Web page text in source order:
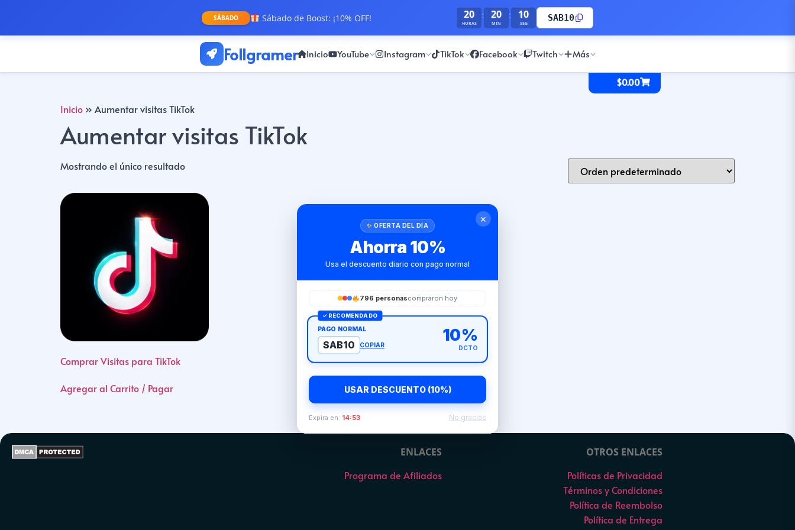
SÁBADO Sábado de Boost: ¡10% OFF! 20
HORAS
: 20
MIN
: 10
SEG
SAB10
Follgramer Inicio YouTube Instagram TikTok Facebook Twitch Más
$0.00
Inicio » Aumentar visitas TikTok
Aumentar visitas TikTok
Mostrando el único resultado
Comprar Visitas para TikTok
Agregar al Carrito / Pagar
ENLACES
Programa de Afiliados
OTROS ENLACES
Políticas de Privacidad
Términos y Condiciones
Política de Reembolso
Política de Entrega
✕
OFERTA DEL DÍA
Ahorra 10%
Usa el descuento diario con pago normal
796 personascompraron hoy
✓ RECOMENDADO
PAGO NORMAL
SAB10 COPIAR
10%
DCTO
USAR DESCUENTO (10%)
Expira en: 14:52 No gracias